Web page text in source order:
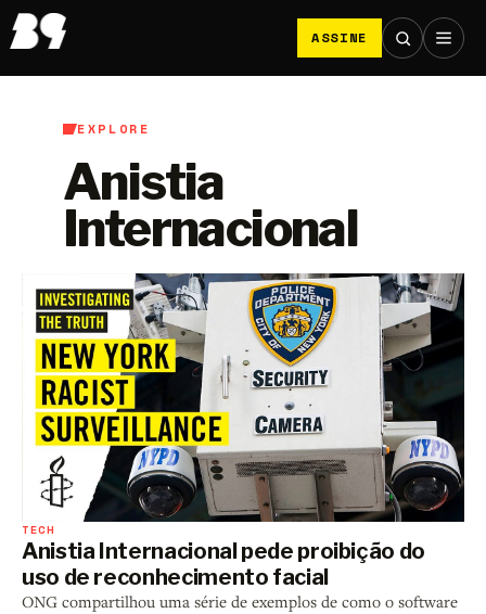
ASSINE
EXPLORE
Anistia
Internacional
TECH
Anistia Internacional pede proibição do
uso de reconhecimento facial
ONG compartilhou uma série de exemplos de como o software